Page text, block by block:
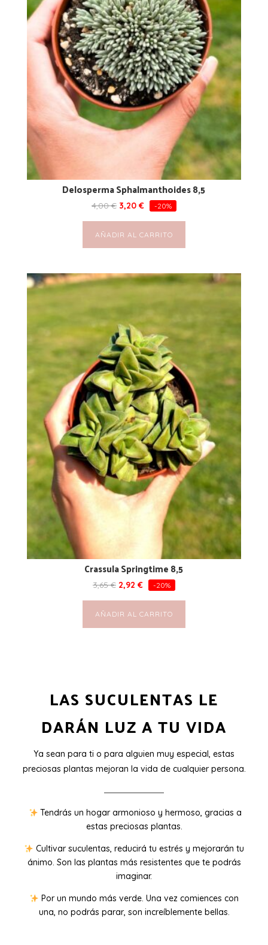
Delosperma Sphalmanthoides 8,5
4,00€ 3,20 € -20%
AÑADIR AL CARRITO
Crassula Springtime 8,5
3,65€ 2,92 € -20%
AÑADIR AL CARRITO
LAS SUCULENTAS LE
DARÁN LUZ A TU VIDA
Ya sean para ti o para alguien muy especial, estas
preciosas plantas mejoran la vida de cualquier persona.
Tendrás un hogar armonioso y hermoso, gracias a
estas preciosas plantas.
Cultivar suculentas, reducirá tu estrés y mejorarán tu
ánimo. Son las plantas más resistentes que te podrás
imaginar.
Por un mundo más verde. Una vez comiences con
una, no podrás parar, son increíblemente bellas.